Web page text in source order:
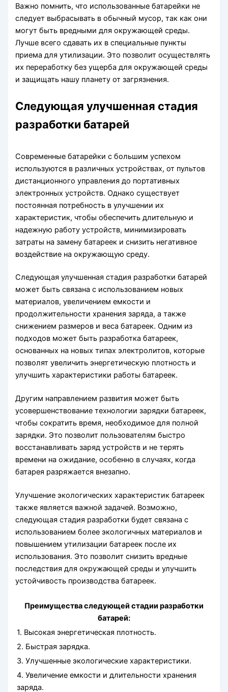
Важно помнить, что использованные батарейки не
следует выбрасывать в обычный мусор, так как они
могут быть вредными для окружающей среды.
Лучше всего сдавать их в специальные пункты
приема для утилизации. Это позволит осуществлять
их переработку без ущерба для окружающей среды
и защищать нашу планету от загрязнения.
Следующая улучшенная стадия
разработки батарей
Современные батарейки с большим успехом
используются в различных устройствах, от пультов
дистанционного управления до портативных
электронных устройств. Однако существует
постоянная потребность в улучшении их
характеристик, чтобы обеспечить длительную и
надежную работу устройств, минимизировать
затраты на замену батареек и снизить негативное
воздействие на окружающую среду.
Следующая улучшенная стадия разработки батарей
может быть связана с использованием новых
материалов, увеличением емкости и
продолжительности хранения заряда, а также
снижением размеров и веса батареек. Одним из
подходов может быть разработка батареек,
основанных на новых типах электролитов, которые
позволят увеличить энергетическую плотность и
улучшить характеристики работы батареек.
Другим направлением развития может быть
усовершенствование технологии зарядки батареек,
чтобы сократить время, необходимое для полной
зарядки. Это позволит пользователям быстро
восстанавливать заряд устройств и не терять
времени на ожидание, особенно в случаях, когда
батарея разряжается внезапно.
Улучшение экологических характеристик батареек
также является важной задачей. Возможно,
следующая стадия разработки будет связана с
использованием более экологичных материалов и
повышением утилизации батареек после их
использования. Это позволит снизить вредные
последствия для окружающей среды и улучшить
устойчивость производства батареек.
Преимущества следующей стадии разработки
батарей:
1. Высокая энергетическая плотность.
2. Быстрая зарядка.
3. Улучшенные экологические характеристики.
4. Увеличение емкости и длительности хранения
заряда.